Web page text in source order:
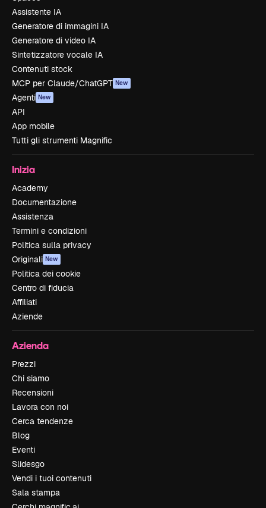
Assistente IA
Generatore di immagini IA
Generatore di video IA
Sintetizzatore vocale IA
Contenuti stock
MCP per Claude/ChatGPT New
Agenti New
API
App mobile
Tutti gli strumenti Magnific
Inizia
Academy
Documentazione
Assistenza
Termini e condizioni
Politica sulla privacy
Originali New
Politica dei cookie
Centro di fiducia
Affiliati
Aziende
Azienda
Prezzi
Chi siamo
Recensioni
Lavora con noi
Cerca tendenze
Blog
Eventi
Slidesgo
Vendi i tuoi contenuti
Sala stampa